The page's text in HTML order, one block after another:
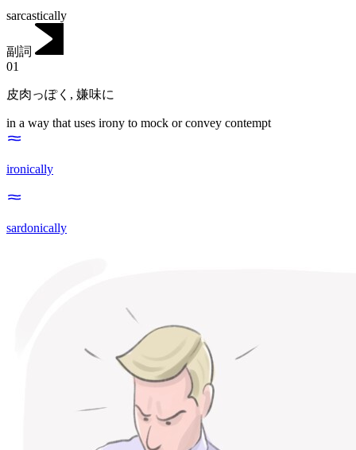
sarcastically
副詞
01
皮肉っぽく , 嫌味に
in a way that uses irony to mock or convey contempt
ironically
sardonically